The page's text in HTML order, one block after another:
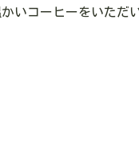
いコーヒーをいただ